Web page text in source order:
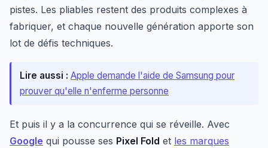
pistes. Les pliables restent des produits complexes à
fabriquer, et chaque nouvelle génération apporte son
lot de défis techniques.
Lire aussi : Apple demande l'aide de Samsung pour
prouver qu'elle n'enferme personne
Et puis il y a la concurrence qui se réveille. Avec
Google qui pousse ses Pixel Fold et les marques